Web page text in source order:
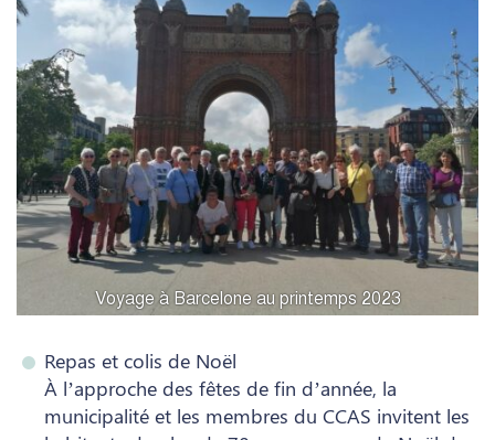
Voyage à Barcelone au printemps 2023
Repas et colis de Noël
À l’approche des fêtes de fin d’année, la
municipalité et les membres du CCAS invitent les